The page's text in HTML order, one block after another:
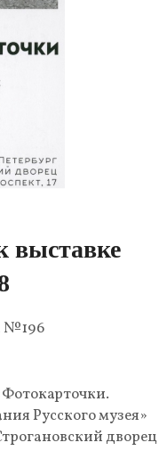
выставке
№196
Русского музея»
дворец